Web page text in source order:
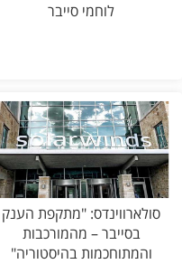
לוחמי סייבר
סולארווינדס: "מתקפת הענק
בסייבר – מהמורכבות
והמתוחכמות בהיסטוריה"